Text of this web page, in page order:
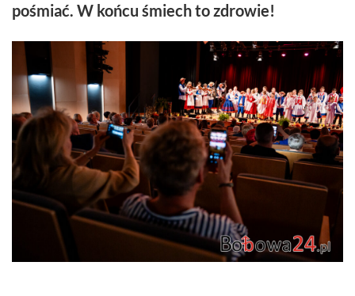
pośmiać. W końcu śmiech to zdrowie!